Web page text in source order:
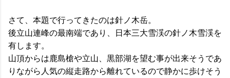
さて、本題で行ってきたのは針ノ木岳。
後立山連峰の最南端であり、日本三大雪渓の針ノ木雪渓を
有します。
山頂からは鹿島槍や立山、黒部湖を望む事が出来そうであ
りながら人気の縦走路から離れているので静かに歩けそう